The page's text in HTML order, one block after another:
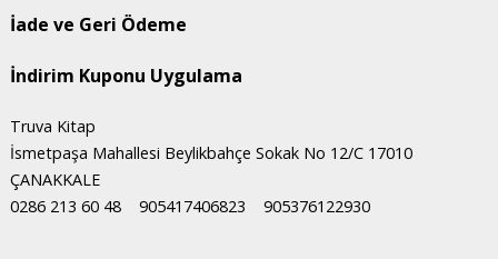
İade ve Geri Ödeme
İndirim Kuponu Uygulama
Truva Kitap
İsmetpaşa Mahallesi Beylikbahçe Sokak No 12/C 17010
ÇANAKKALE
0286 213 60 48
905417406823 905376122930